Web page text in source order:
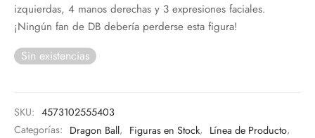
izquierdas, 4 manos derechas y 3 expresiones faciales.
¡Ningún fan de DB debería perderse esta figura!
Sin existencias
SKU: 4573102555403
Categorías: Dragon Ball, Figuras en Stock, Línea de Producto,